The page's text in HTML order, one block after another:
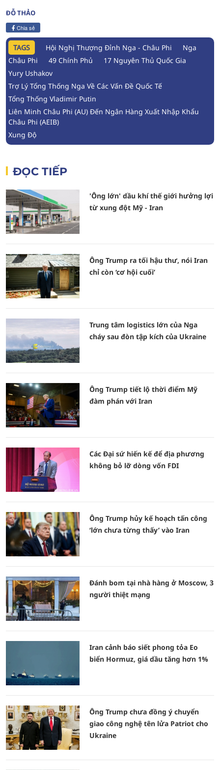
ĐỖ THẢO
Chia sẻ
TAGS Hội Nghị Thượng Đỉnh Nga - Châu Phi
Nga
Châu Phi
49 Chính Phủ
17 Nguyên Thủ Quốc Gia
Yury Ushakov
Trợ Lý Tổng Thống Nga Về Các Vấn Đề Quốc Tế
Tổng Thống Vladimir Putin
Liên Minh Châu Phi (AU) Đến Ngân Hàng Xuất Nhập Khẩu
Châu Phi (AEIB)
Xung Độ
ĐỌC TIẾP
'Ông lớn' dầu khí thế giới hưởng lợi
từ xung đột Mỹ - Iran
Ông Trump ra tối hậu thư, nói Iran
chỉ còn ‘cơ hội cuối’
Trung tâm logistics lớn của Nga
cháy sau đòn tập kích của Ukraine
Ông Trump tiết lộ thời điểm Mỹ
đàm phán với Iran
Các Đại sứ hiến kế để địa phương
không bỏ lỡ dòng vốn FDI
Ông Trump hủy kế hoạch tấn công
‘lớn chưa từng thấy’ vào Iran
Đánh bom tại nhà hàng ở Moscow, 3
người thiệt mạng
Iran cảnh báo siết phong tỏa Eo
biển Hormuz, giá dầu tăng hơn 1%
Ông Trump chưa đồng ý chuyển
giao công nghệ tên lửa Patriot cho
Ukraine